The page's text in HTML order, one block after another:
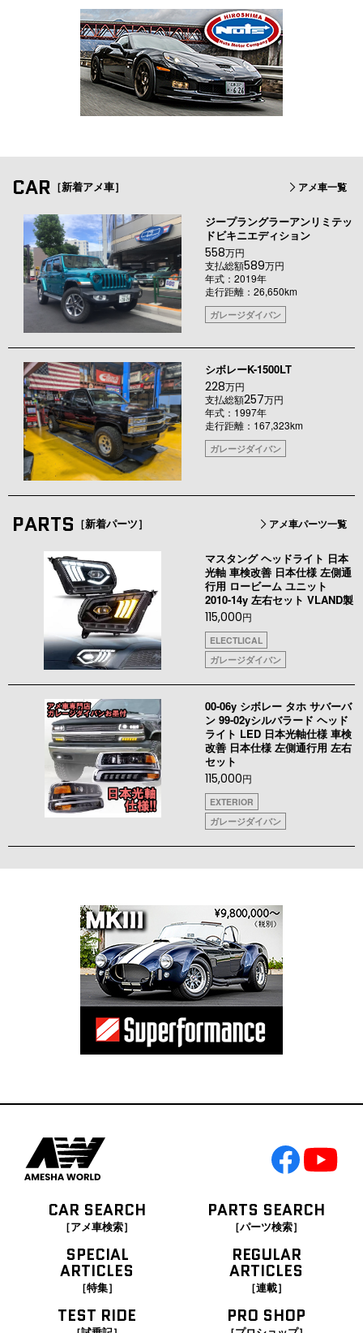
CAR ［新着アメ車］ アメ車一覧
ジープラングラーアンリミテッ
ドビキニエディション
558万円
支払総額589万円
年式：2019年
走行距離：26,650km
ガレージダイバン
シボレーK-1500LT
228万円
支払総額257万円
年式：1997年
走行距離：167,323km
ガレージダイバン
PARTS ［新着パーツ］ アメ車パーツ一覧
マスタング ヘッドライト 日本
光軸 車検改善 日本仕様 左側通
行用 ロービーム ユニット
2010-14y 左右セット VLAND製
115,000円
ELECTLICAL
ガレージダイバン
00-06y シボレー タホ サバーバ
ン 99-02yシルバラード ヘッド
ライト LED 日本光軸仕様 車検
改善 日本仕様 左側通行用 左右
セット
115,000円
EXTERIOR
ガレージダイバン
CAR SEARCH
［アメ車検索］
PARTS SEARCH
［パーツ検索］
SPECIAL
ARTICLES
［特集］
REGULAR
ARTICLES
［連載］
TEST RIDE PRO SHOP